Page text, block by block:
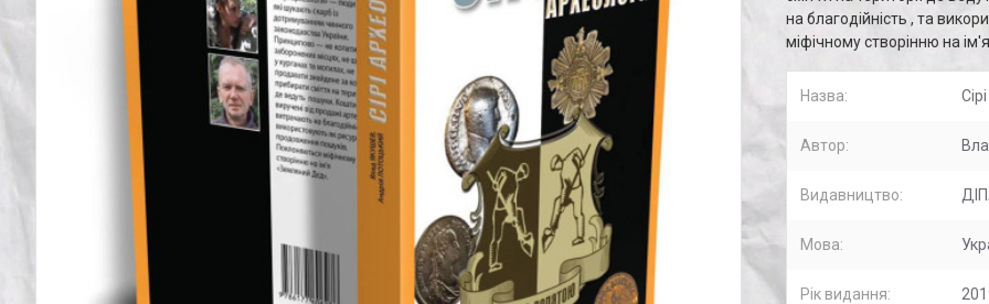
на благодійність , та
міфічному створінню на
Назва:
Автор:
Видавництво:
Мова:
Рік видання: